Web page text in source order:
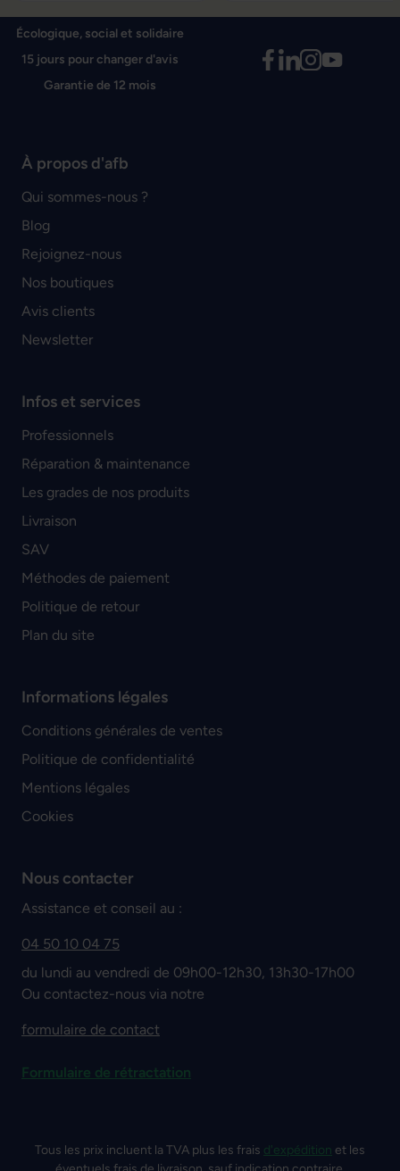
Écologique, social et solidaire
15 jours pour changer d'avis
Garantie de 12 mois
À propos d'afb
Qui sommes-nous ?
Blog
Rejoignez-nous
Nos boutiques
Avis clients
Newsletter
Infos et services
Professionnels
Réparation & maintenance
Les grades de nos produits
Livraison
SAV
Méthodes de paiement
Politique de retour
Plan du site
Informations légales
Conditions générales de ventes
Politique de confidentialité
Mentions légales
Cookies
Nous contacter
Assistance et conseil au :
04 50 10 04 75
du lundi au vendredi de 09h00-12h30, 13h30-17h00
Ou contactez-nous via notre
formulaire de contact
Formulaire de rétractation
Tous les prix incluent la TVA plus les frais d'expédition et les